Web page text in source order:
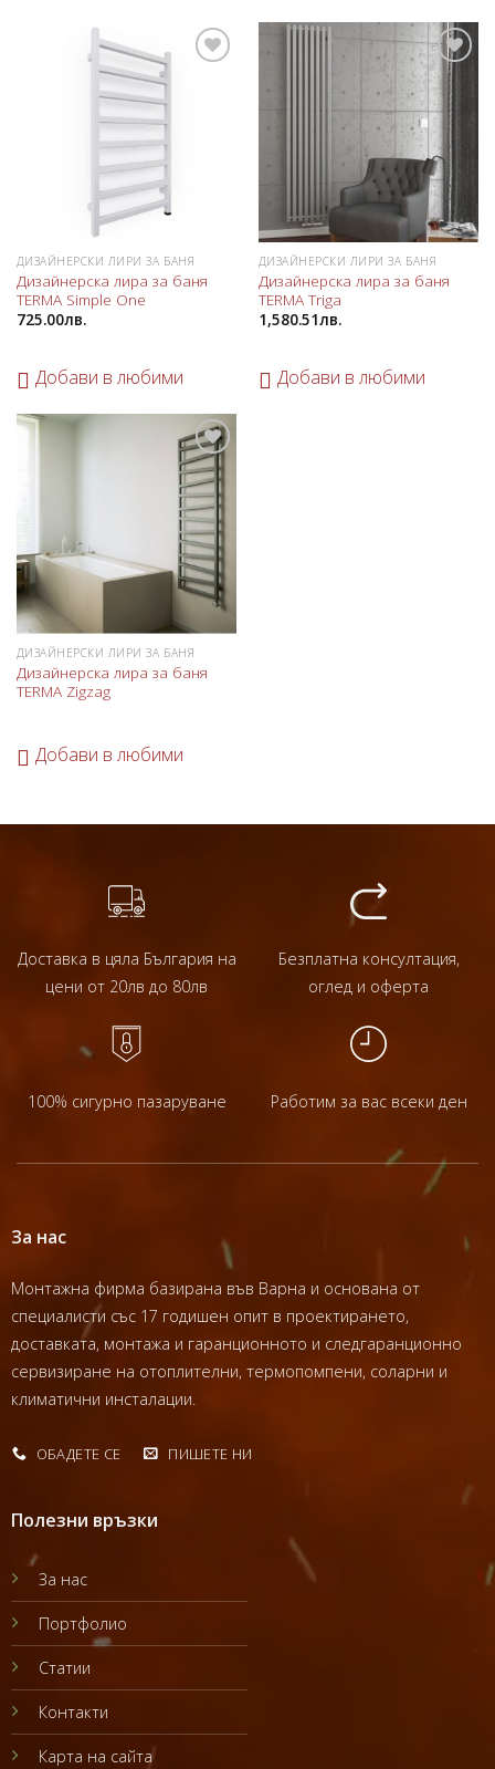
ДИЗАЙНЕРСКИ ЛИРИ ЗА БАНЯ
Дизайнерска лира за баня
TERMA Simple One
725.00лв.
Добави в любими
Добави
любими
ДИЗАЙНЕРСКИ ЛИРИ ЗА БАНЯ
Дизайнерска лира за баня
TERMA Triga
1,580.51лв.
Добави в любими
Добави
в
любими
ДИЗАЙНЕРСКИ ЛИРИ ЗА БАНЯ
Дизайнерска лира за баня
TERMA Zigzag
Добави в любими
Доставка в цяла България на
цени от 20лв до 80лв
Безплатна консултация,
оглед и оферта
100% сигурно пазаруване Работим за вас всеки ден
За нас
Монтажна фирма базирана във Варна и основана от
специалисти със 17 годишен опит в проектирането,
доставката, монтажа и гаранционното и следгаранционно
сервизиране на отоплителни, термопомпени, соларни и
климатични инсталации.
ОБАДЕТЕ СЕ ПИШЕТЕ НИ
Полезни връзки
За нас
Портфолио
Статии
Контакти
Карта на сайта